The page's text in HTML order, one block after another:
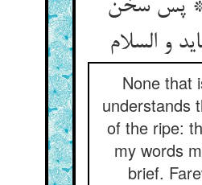
پس سخن
None that
understands
of the ripe:
my words
brief.